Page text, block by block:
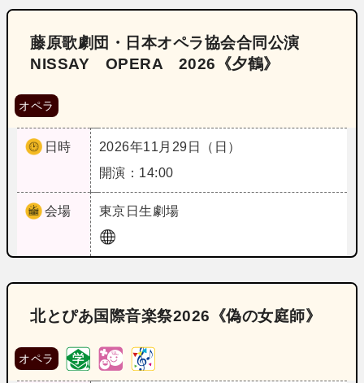
藤原歌劇団・日本オペラ協会合同公演
NISSAY OPERA 2026《夕鶴》
オペラ
日時
2026年11月29日（日）
開演：14:00
会場 東京 日生劇場
北とぴあ国際音楽祭2026《偽の女庭師》
オペラ